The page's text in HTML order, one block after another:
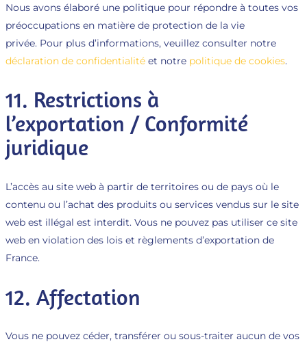
Nous avons élaboré une politique pour répondre à toutes vos
préoccupations en matière de protection de la vie
privée. Pour plus d’informations, veuillez consulter notre
déclaration de confidentialité et notre politique de cookies.
11. Restrictions à
l’exportation / Conformité
juridique
L’accès au site web à partir de territoires ou de pays où le
contenu ou l’achat des produits ou services vendus sur le site
web est illégal est interdit. Vous ne pouvez pas utiliser ce site
web en violation des lois et règlements d’exportation de
France.
12. Affectation
Vous ne pouvez céder, transférer ou sous-traiter aucun de vos